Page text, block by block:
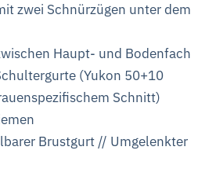
zwei Schnürzügen unter dem
Haupt- und Bodenfach
(Yukon 50+10
Schnitt)
Brustgurt // Umgelenkter